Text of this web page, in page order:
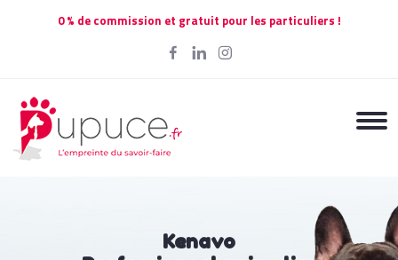
0 % de commission et gratuit pour les particuliers !
Kenavo